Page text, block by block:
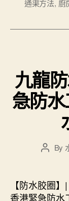
通渠方法, 廚
九龍
急防
PostBy
【防水胶圈
香港緊急防水